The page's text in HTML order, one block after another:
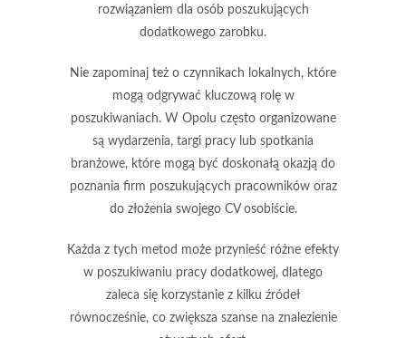
rozwiązaniem dla osób poszukujących
dodatkowego zarobku.
Nie zapominaj też o czynnikach lokalnych, które
mogą odgrywać kluczową rolę w
poszukiwaniach. W Opolu często organizowane
są wydarzenia, targi pracy lub spotkania
branżowe, które mogą być doskonałą okazją do
poznania firm poszukujących pracowników oraz
do złożenia swojego CV osobiście.
Każda z tych metod może przynieść różne efekty
w poszukiwaniu pracy dodatkowej, dlatego
zaleca się korzystanie z kilku źródeł
równocześnie, co zwiększa szanse na znalezienie